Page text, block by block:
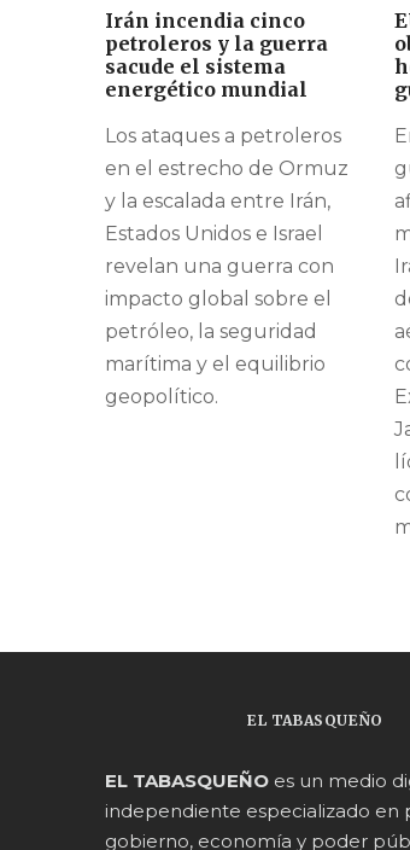
Irán incendia cinco
petroleros y la guerra
sacude el sistema
energético mundial
Los ataques a petroleros
en el estrecho de Ormuz
y la escalada entre Irán,
Estados Unidos e Israel
revelan una guerra con
impacto global sobre el
petróleo, la seguridad
marítima y el equilibrio
geopolítico.
EL TABASQUEÑO
EL TABASQUEÑO es un medio
independiente especializado en
gobierno, economía y poder